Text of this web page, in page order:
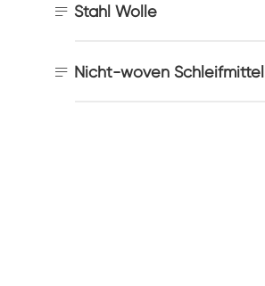
 Stahl Wolle
 Nicht-woven Schleifmittel